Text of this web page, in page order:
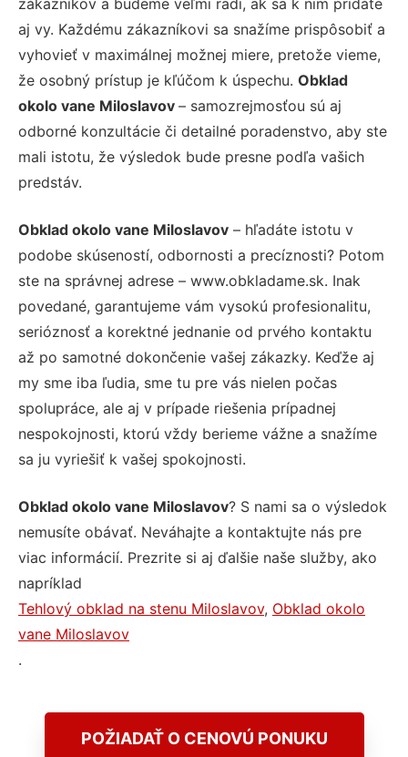
zákazníkov a budeme veľmi radi, ak sa k nim pridáte
aj vy. Každému zákazníkovi sa snažíme prispôsobiť a
vyhovieť v maximálnej možnej miere, pretože vieme,
že osobný prístup je kľúčom k úspechu. Obklad
okolo vane Miloslavov – samozrejmosťou sú aj
odborné konzultácie či detailné poradenstvo, aby ste
mali istotu, že výsledok bude presne podľa vašich
predstáv.
Obklad okolo vane Miloslavov – hľadáte istotu v
podobe skúseností, odbornosti a precíznosti? Potom
ste na správnej adrese – www.obkladame.sk. Inak
povedané, garantujeme vám vysokú profesionalitu,
serióznosť a korektné jednanie od prvého kontaktu
až po samotné dokončenie vašej zákazky. Keďže aj
my sme iba ľudia, sme tu pre vás nielen počas
spolupráce, ale aj v prípade riešenia prípadnej
nespokojnosti, ktorú vždy berieme vážne a snažíme
sa ju vyriešiť k vašej spokojnosti.
Obklad okolo vane Miloslavov? S nami sa o výsledok
nemusíte obávať. Neváhajte a kontaktujte nás pre
viac informácií. Prezrite si aj ďalšie naše služby, ako
napríklad
Tehlový obklad na stenu Miloslavov, Obklad okolo
vane Miloslavov
.
POŽIADAŤ O CENOVÚ PONUKU